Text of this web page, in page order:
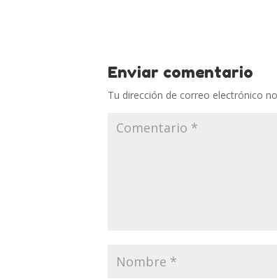
Enviar comentario
Tu dirección de correo electrónico